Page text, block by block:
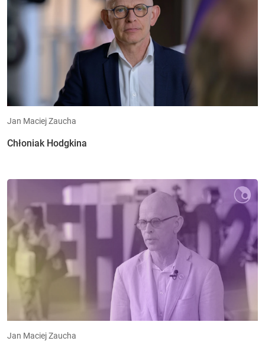
Jan Maciej Zaucha
Chłoniak Hodgkina
Jan Maciej Zaucha